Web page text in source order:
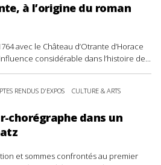
à l’origine du roman
avec le Château d’Otrante d’Horace
considérable dans l’histoire de...
RENDUS D'EXPOS
CULTURE & ARTS
chorégraphe dans un
et sommes confrontés au premier